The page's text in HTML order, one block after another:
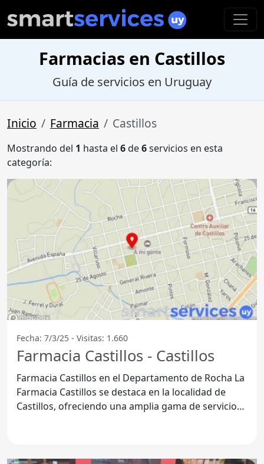
Farmacias en Castillos
Guía de servicios en Uruguay
Inicio Farmacia Castillos
Mostrando del 1 hasta el 6de6servicios en esta
categoría:
Fecha: 7/3/25 - Visitas: 1.660
Farmacia Castillos - Castillos
Farmacia Castillos en el Departamento de Rocha La
Farmacia Castillos se destaca en la localidad de
Castillos, ofreciendo una amplia gama de servicios